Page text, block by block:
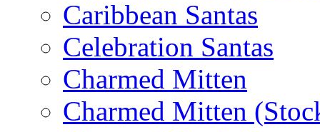
Caribbean Santas
Celebration Santas
Charmed Mitten
Charmed Mitten